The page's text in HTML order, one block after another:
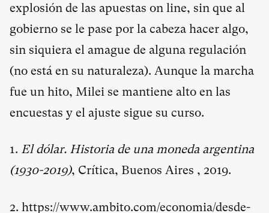
explosión de las apuestas on line, sin que al
gobierno se le pase por la cabeza hacer algo,
sin siquiera el amague de alguna regulación
(no está en su naturaleza). Aunque la marcha
fue un hito, Milei se mantiene alto en las
encuestas y el ajuste sigue su curso.
1. El dólar. Historia de una moneda argentina
(1930-2019), Crítica, Buenos Aires , 2019.
2. https://www.ambito.com/economia/desde-